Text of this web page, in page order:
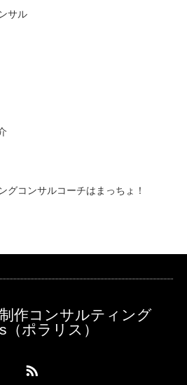
サル
グコンサルコーチはまっちょ！
作コンサルティング
（ポラリス）